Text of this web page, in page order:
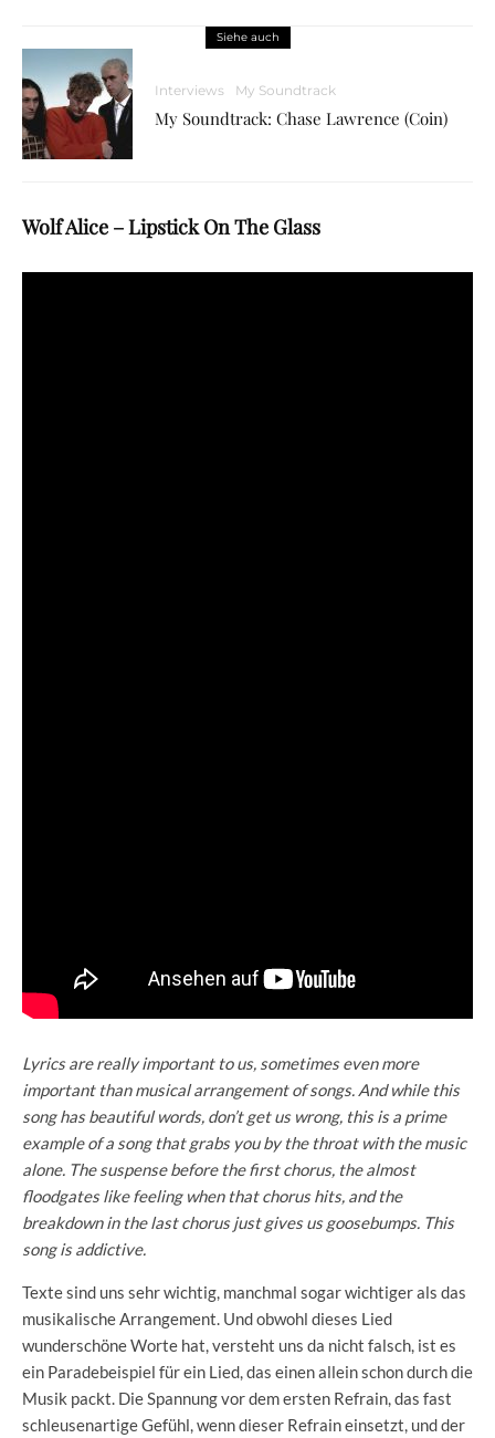
Siehe auch
Interviews My Soundtrack
My Soundtrack: Chase Lawrence (Coin)
Wolf Alice – Lipstick On The Glass
Lyrics are really important to us, sometimes even more
important than musical arrangement of songs. And while this
song has beautiful words, don’t get us wrong, this is a prime
example of a song that grabs you by the throat with the music
alone. The suspense before the first chorus, the almost
floodgates like feeling when that chorus hits, and the
breakdown in the last chorus just gives us goosebumps. This
song is addictive.
Texte sind uns sehr wichtig, manchmal sogar wichtiger als das
musikalische Arrangement. Und obwohl dieses Lied
wunderschöne Worte hat, versteht uns da nicht falsch, ist es
ein Paradebeispiel für ein Lied, das einen allein schon durch die
Musik packt. Die Spannung vor dem ersten Refrain, das fast
schleusenartige Gefühl, wenn dieser Refrain einsetzt, und der